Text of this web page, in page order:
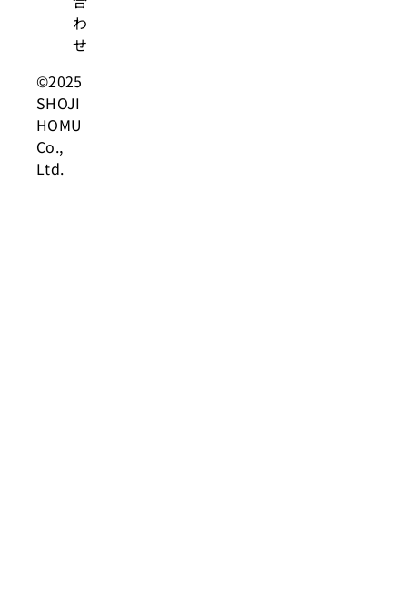
わ
せ
©2025
SHOJI
HOMU
Co.,
Ltd.